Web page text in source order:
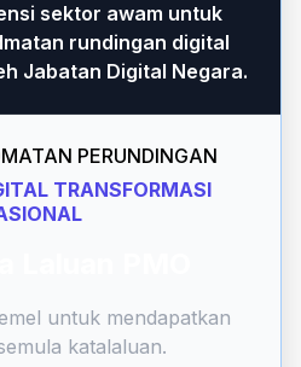
sektor awam untuk
rundingan digital
Jabatan Digital Negara.
PERUNDINGAN
TRANSFORMASI
untuk mendapatkan
katalaluan.